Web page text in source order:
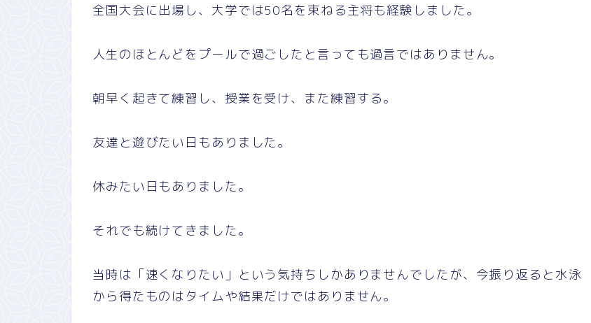
全国大会に出場し、大学では50名を束ねる主将も経験しました。
人生のほとんどをプールで過ごしたと言っても過言ではありません。
朝早く起きて練習し、授業を受け、また練習する。
友達と遊びたい日もありました。
休みたい日もありました。
それでも続けてきました。
当時は「速くなりたい」という気持ちしかありませんでしたが、今振り返ると水泳
から得たものはタイムや結果だけではありません。